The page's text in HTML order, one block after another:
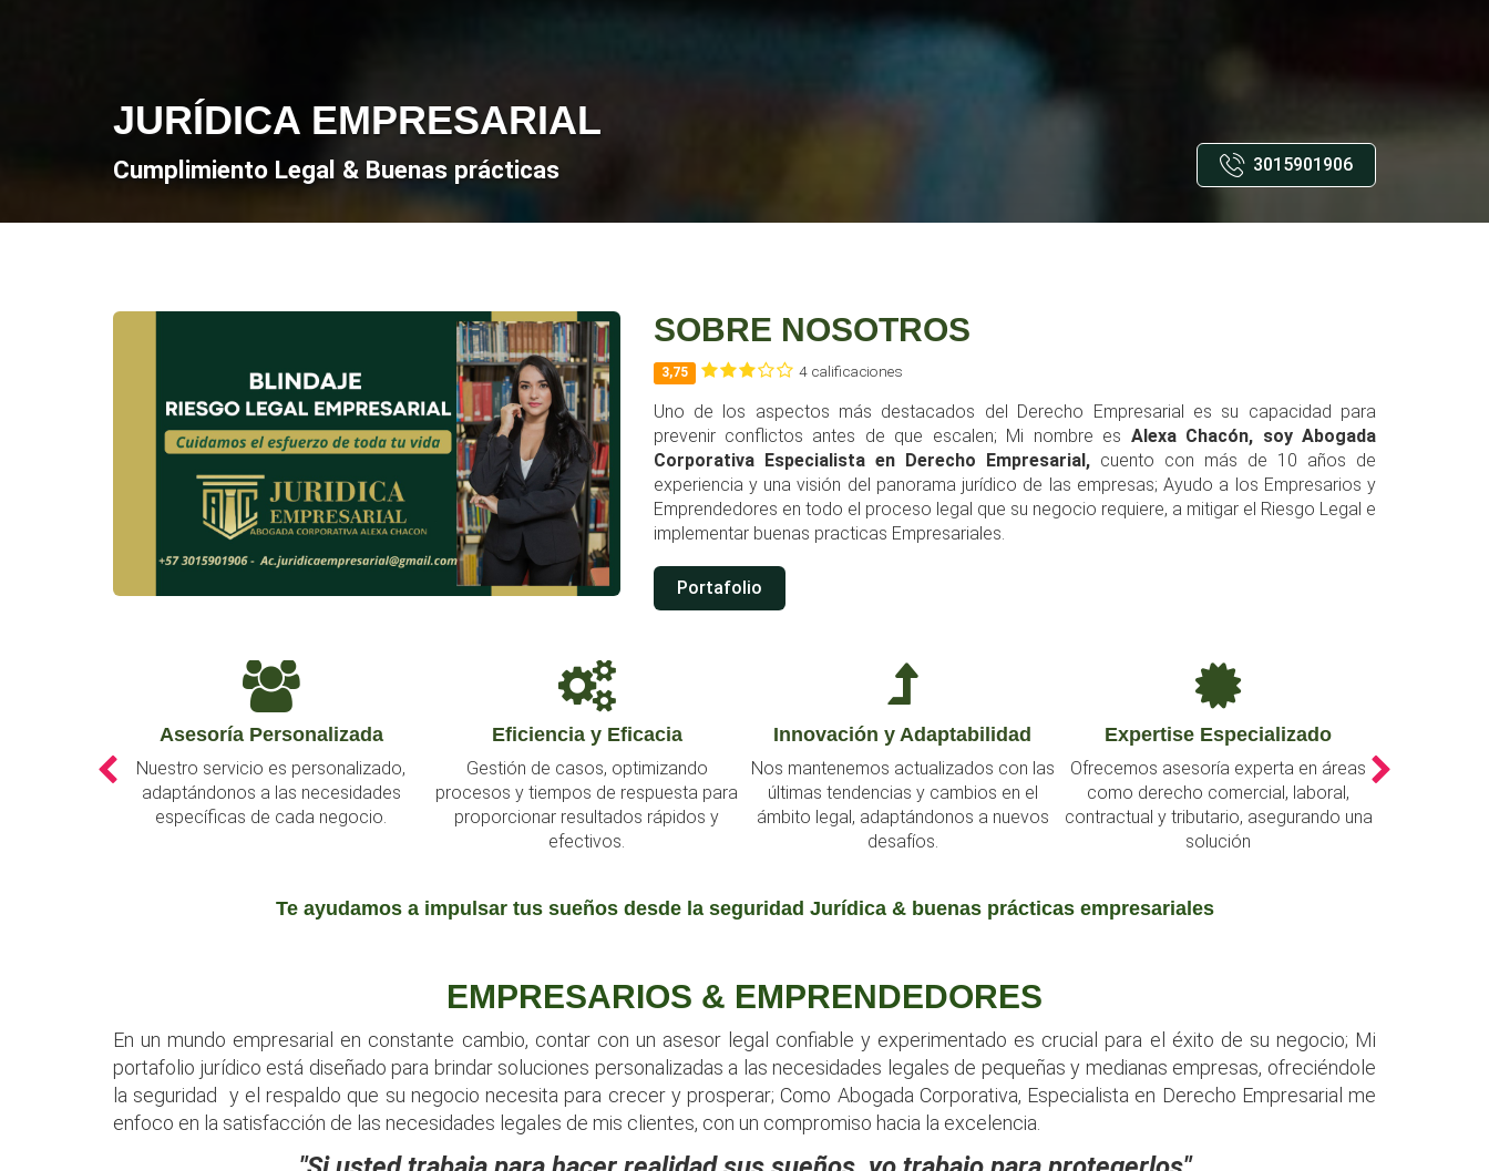
JURÍDICA EMPRESARIAL
Cumplimiento Legal & Buenas prácticas 3015901906
SOBRE NOSOTROS
3,75 4 calificaciones
Uno de los aspectos más destacados del Derecho Empresarial es su capacidad para
prevenir conflictos antes de que escalen; Mi nombre es Alexa Chacón, soy Abogada
Corporativa Especialista en Derecho Empresarial,cuento con más de 10 años de
experiencia y una visión del panorama jurídico de las empresas; Ayudo a los Empresarios y
Emprendedores en todo el proceso legal que su negocio requiere, a mitigar el Riesgo Legal e
implementar buenas practicas Empresariales.
Portafolio
Eficiencia y Eficacia
Gestión de casos, optimizando
procesos y tiempos de respuesta para
proporcionar resultados rápidos y
Innovación y Adaptabilidad
Nos mantenemos actualizados con las
últimas tendencias y cambios en el
ámbito legal, adaptándonos a nuevos
desafíos.
Expertise Especializado
Ofrecemos asesoría experta en áreas
como derecho comercial, laboral,
contractual y tributario, asegurando una
solución
Compromiso con la Legalidad
Aseguramos que nuestros clientes
cumplan con las leyes vigentes,
minimizando riesgos y protegiendo sus
intereses.
Te ayudamos a impulsar tus sueños desde la seguridad Jurídica & buenas prácticas empresariales
EMPRESARIOS & EMPRENDEDORES
En un mundo empresarial en constante cambio, contar con un asesor legal confiable y experimentado es crucial para el éxito de su negocio; Mi
portafolio jurídico está diseñado para brindar soluciones personalizadas a las necesidades legales de pequeñas y medianas empresas, ofreciéndole
la seguridad y el respaldo que su negocio necesita para crecer y prosperar; Como Abogada Corporativa, Especialista en Derecho Empresarial me
enfoco en la satisfacción de las necesidades legales de mis clientes, con un compromiso hacia la excelencia.